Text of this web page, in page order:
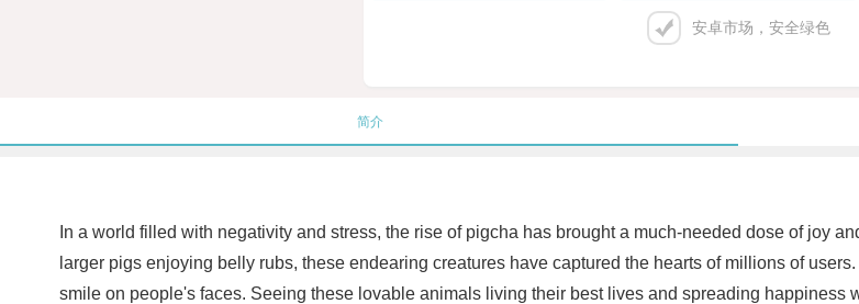
安卓市场，安全绿色
简介
In a world filled with negativity and stress, the rise of pigcha has brought a much-needed dose of joy
larger pigs enjoying belly rubs, these endearing creatures have captured the hearts of millions of
smile on people's faces. Seeing these lovable animals living their best lives and spreading happiness